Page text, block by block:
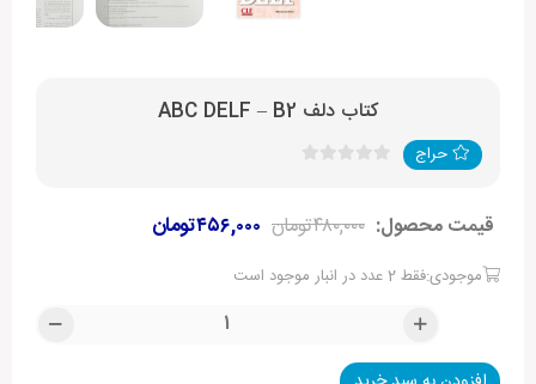
کتاب دلف ABC DELF – B2
حراج
قیمت محصول: تومان۴۸۰,۰۰۰ تومان۴۵۶,۰۰۰
موجودی:فقط 2 عدد در انبار موجود است